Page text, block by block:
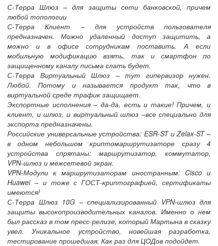
С-Терра Шлюз – для защиты сети банковской, причем
любой топологии
С-Терра Клиент – для устройств пользователя
предназначен. Можно удаленный доступ защитить, а
можно и в офисе сотрудникам поставить. А если
мобильную модификацию взять, так и смартфон по
защищенному каналу письма слать будет.
С-Терра Виртуальный Шлюз – тут гипервизор нужен.
Любой. Потому и называется продукт так, что в
виртуальной среде трафик защищает.
Экспортные исполнения – да-да, есть и такие! Причем, и
клиент, и шлюз, и виртуальный шлюз –все специально для
экспорта предназначены.
Российские универсальные устройства: ESR-ST и Zelax-ST –
в одном небольшом криптомаршрутизаторе сразу 4
устройства спрятаны: маршрутизатор, коммутатор,
VPN-шлюз и межсетевой экран.
VPN-Модули к маршрутизаторам иностранным: Cisco и
Huawei – и тоже с ГОСТ-криптографией, сертификаты
имеются!
С-Терра Шлюз 10G – специализированный VPN-шлюз для
защиты высокопроизводительных каналов. Именно о нем
был рассказ в том пресс-релизе, который Мартына в сказку
увел. Уникальное устройство, новейшая разработка,
тестирование прошедшая. Как раз для ЦОДов подойдет.